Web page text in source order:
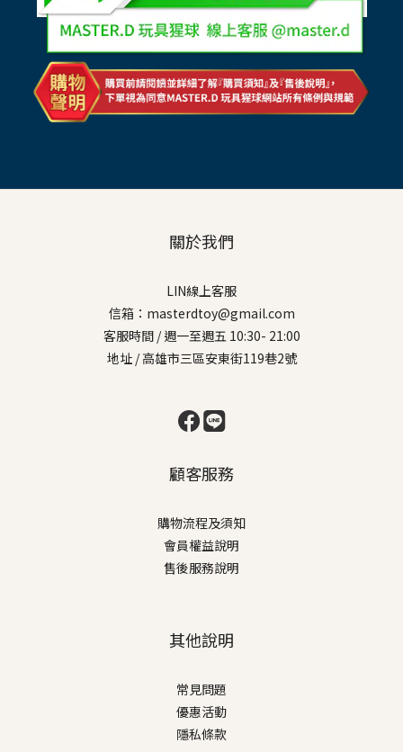
關於我們
LIN線上客服
信箱：masterdtoy@gmail.com
客服時間 / 週一至週五 10:30- 21:00
地址 / 高雄市三區安東街119巷2號
顧客服務
購物流程及須知
會員權益說明
售後服務說明
其他說明
常見問題
優惠活動
隱私條款